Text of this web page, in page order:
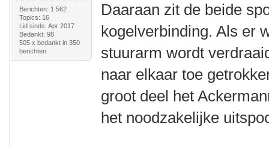
Berichten: 1.562
Topics: 16
Lid sinds: Apr 2017
Bedankt: 98
505 x bedankt in 350
berichten
Daaraan zit de beide
kogelverbinding. Als er
stuurarm wordt
naar elkaar toe
groot deel het
het noodzakelijke